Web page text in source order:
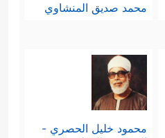
محمد صديق المنشاوي
محمود خليل الحصري -